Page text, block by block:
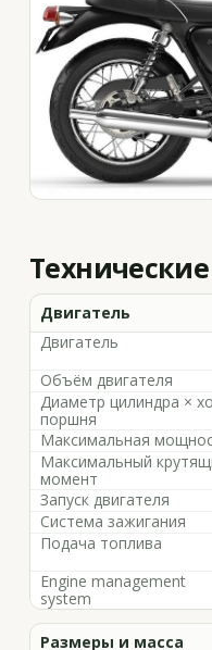
Двигатель
Двигатель
Объём двигателя
Диаметр цилиндра ×
поршня
Максимальная
Максимальный
момент
Запуск двигателя
Система зажигания
Подача топлива
Engine management
system
Размеры и масса